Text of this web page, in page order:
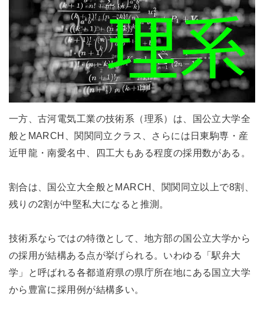
一方、古河電気工業の技術系（理系）は、国公立大学全
般とMARCH、関関同立クラス、さらには日東駒専・産
近甲龍・南愛名中、四工大もある程度の採用数がある。
割合は、国公立大全般とMARCH、関関同立以上で8割、
残りの2割が中堅私大になると推測。
技術系ならではの特徴として、地方部の国公立大学から
の採用が結構ある点が挙げられる。いわゆる「駅弁大
学」と呼ばれる各都道府県の県庁所在地にある国立大学
から豊富に採用例が結構多い。